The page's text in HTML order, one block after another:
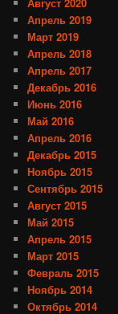
Апрель 2019
Март 2019
Апрель 2018
Апрель 2017
Декабрь 2016
Июнь 2016
Май 2016
Апрель 2016
Декабрь 2015
Ноябрь 2015
Сентябрь 2015
Август 2015
Май 2015
Апрель 2015
Март 2015
Февраль 2015
Ноябрь 2014
Октябрь 2014